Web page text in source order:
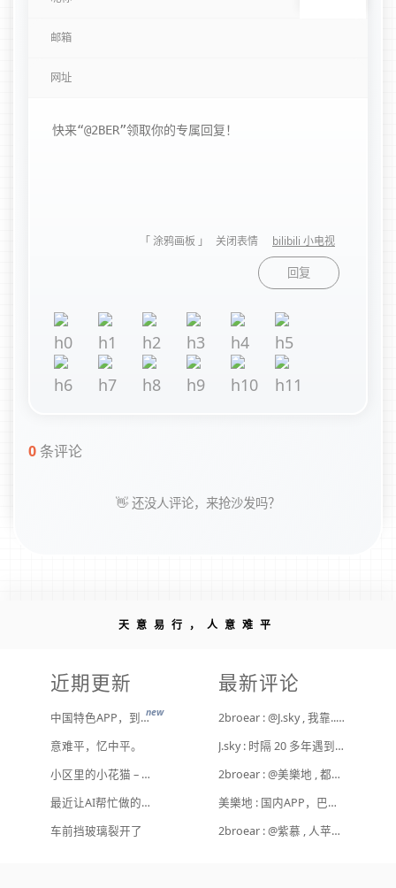
「 涂鸦画板 」 关闭表情 bilibili 小电视
回复
0条评论
👋 还没人评论，来抢沙发吗？
天意易行，人意难平
近期更新
中国特色APP，到底谁来治？new
意难平，忆中平。
小区里的小花猫 – 日常记事（二百二十）
最近让AI帮忙做的一些事
车前挡玻璃裂开了
最新评论
2broear : @J.sky , 我靠.. 心情复杂 [ Emoji Image ]
J.sky : 时隔 20 多年遇到前任，你猜会是什么感觉？前几天和老婆去超市，巧不巧老婆去看其他商品了，就这么两分钟的功夫，我和前任迎面相遇，我看了一眼她，她也看到我了，谁都没说话，我感觉她恐慌的逃走了。我们擦肩而过，按道理这个年龄本不应该两个人单独在超市相遇，除非单身。所以，我猜她离婚了？搞不好她可能以为我也离婚了？哈哈哈
2broear : @美樂地 , 都是利益驱使，盈利手段不行
美樂地 : 国内APP，巴不得塞入全家桶到你手机，我更喜欢国外的小而美软件
2broear : @紫慕 , 人苹果压根不靠这些下三滥手段挣钱，等等又要说我大清自有国情在此了😂..